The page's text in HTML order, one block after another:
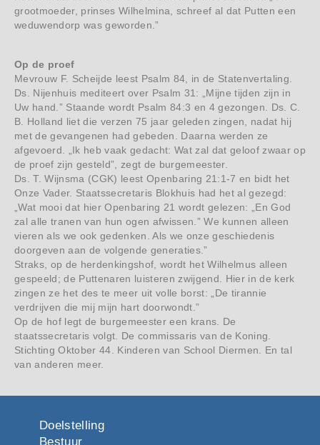
grootmoeder, prinses Wilhelmina, schreef al dat Putten een
weduwendorp was geworden.”
Op de proef
Mevrouw F. Scheijde leest Psalm 84, in de Statenvertaling.
Ds. Nijenhuis mediteert over Psalm 31: „Mijne tijden zijn in
Uw hand.” Staande wordt Psalm 84:3 en 4 gezongen. Ds. C.
B. Holland liet die verzen 75 jaar geleden zingen, nadat hij
met de gevangenen had gebeden. Daarna werden ze
afgevoerd. „Ik heb vaak gedacht: Wat zal dat geloof zwaar op
de proef zijn gesteld”, zegt de burgemeester.
Ds. T. Wijnsma (CGK) leest Openbaring 21:1-7 en bidt het
Onze Vader. Staatssecretaris Blokhuis had het al gezegd:
„Wat mooi dat hier Openbaring 21 wordt gelezen: „En God
zal alle tranen van hun ogen afwissen.” We kunnen alleen
vieren als we ook gedenken. Als we onze geschiedenis
doorgeven aan de volgende generaties.”
Straks, op de herdenkingshof, wordt het Wilhelmus alleen
gespeeld; de Puttenaren luisteren zwijgend. Hier in de kerk
zingen ze het des te meer uit volle borst: „De tirannie
verdrijven die mij mijn hart doorwondt.”
Op de hof legt de burgemeester een krans. De
staatssecretaris volgt. De commissaris van de Koning.
Stichting Oktober 44. Kinderen van School Diermen. En tal
van anderen meer.
Doelstelling
Bestuur